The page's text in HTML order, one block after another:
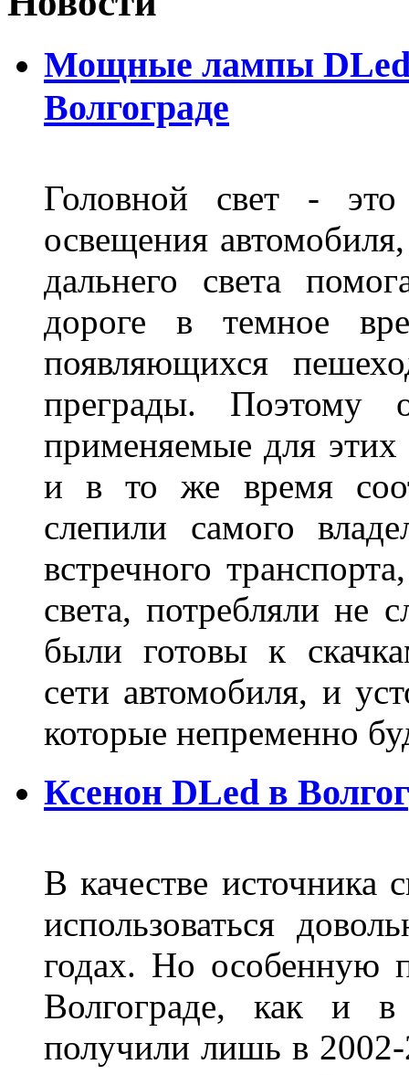
Мощные лампы DLed
Волгограде
Головной свет -
освещения
дальнего света
дороге в темное
появляющихся
преграды. Поэтому
применяемые для
и в то же время
слепили самого
встречного
света, потребляли не
были готовы к
сети автомобиля, и
которые непременно
Ксенон DLed в
В качестве источника
использоваться
годах. Но особенную
Волгограде, как и
получили лишь в